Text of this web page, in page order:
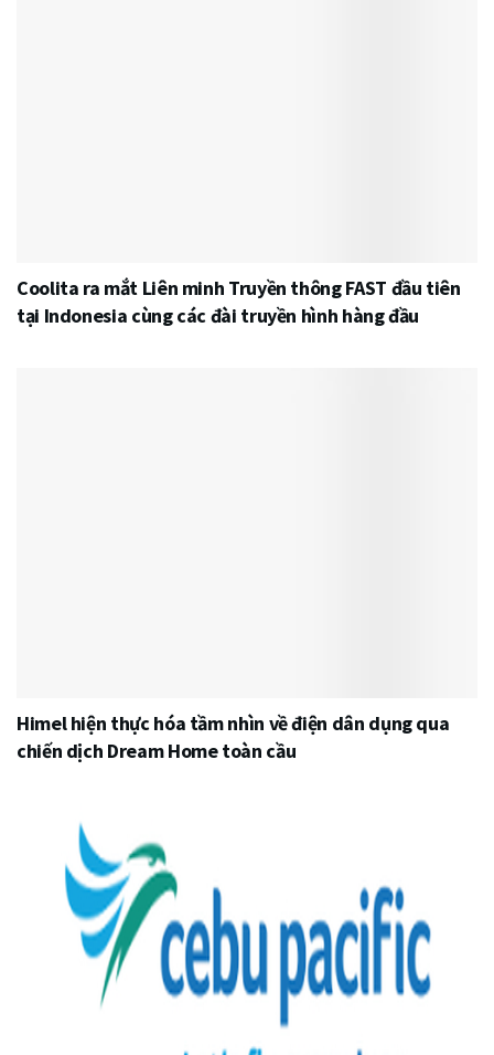
Coolita ra mắt Liên minh Truyền thông FAST đầu tiên
tại Indonesia cùng các đài truyền hình hàng đầu
Himel hiện thực hóa tầm nhìn về điện dân dụng qua
chiến dịch Dream Home toàn cầu